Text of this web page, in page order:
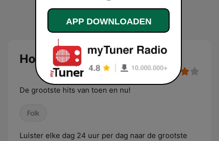
Hollandse Hit Radio
De grootste hits van toen en nu!
Folk
Luister elke dag 24 uur per dag naar de grootste
APP DOWNLOADEN